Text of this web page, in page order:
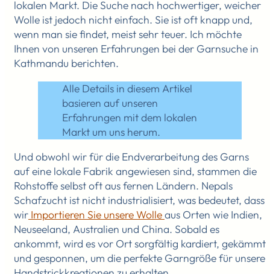
lokalen Markt. Die Suche nach hochwertiger, weicher
Wolle ist jedoch nicht einfach. Sie ist oft knapp und,
wenn man sie findet, meist sehr teuer. Ich möchte
Ihnen von unseren Erfahrungen bei der Garnsuche in
Kathmandu berichten.
Alle Details in diesem Artikel
basieren auf unseren
Erfahrungen mit dem lokalen
Markt um uns herum.
Und obwohl wir für die Endverarbeitung des Garns
auf eine lokale Fabrik angewiesen sind, stammen die
Rohstoffe selbst oft aus fernen Ländern. Nepals
Schafzucht ist nicht industrialisiert, was bedeutet, dass
wir Importieren Sie unsere Wolleaus Orten wie Indien,
Neuseeland, Australien und China. Sobald es
ankommt, wird es vor Ort sorgfältig kardiert, gekämmt
und gesponnen, um die perfekte Garngröße für unsere